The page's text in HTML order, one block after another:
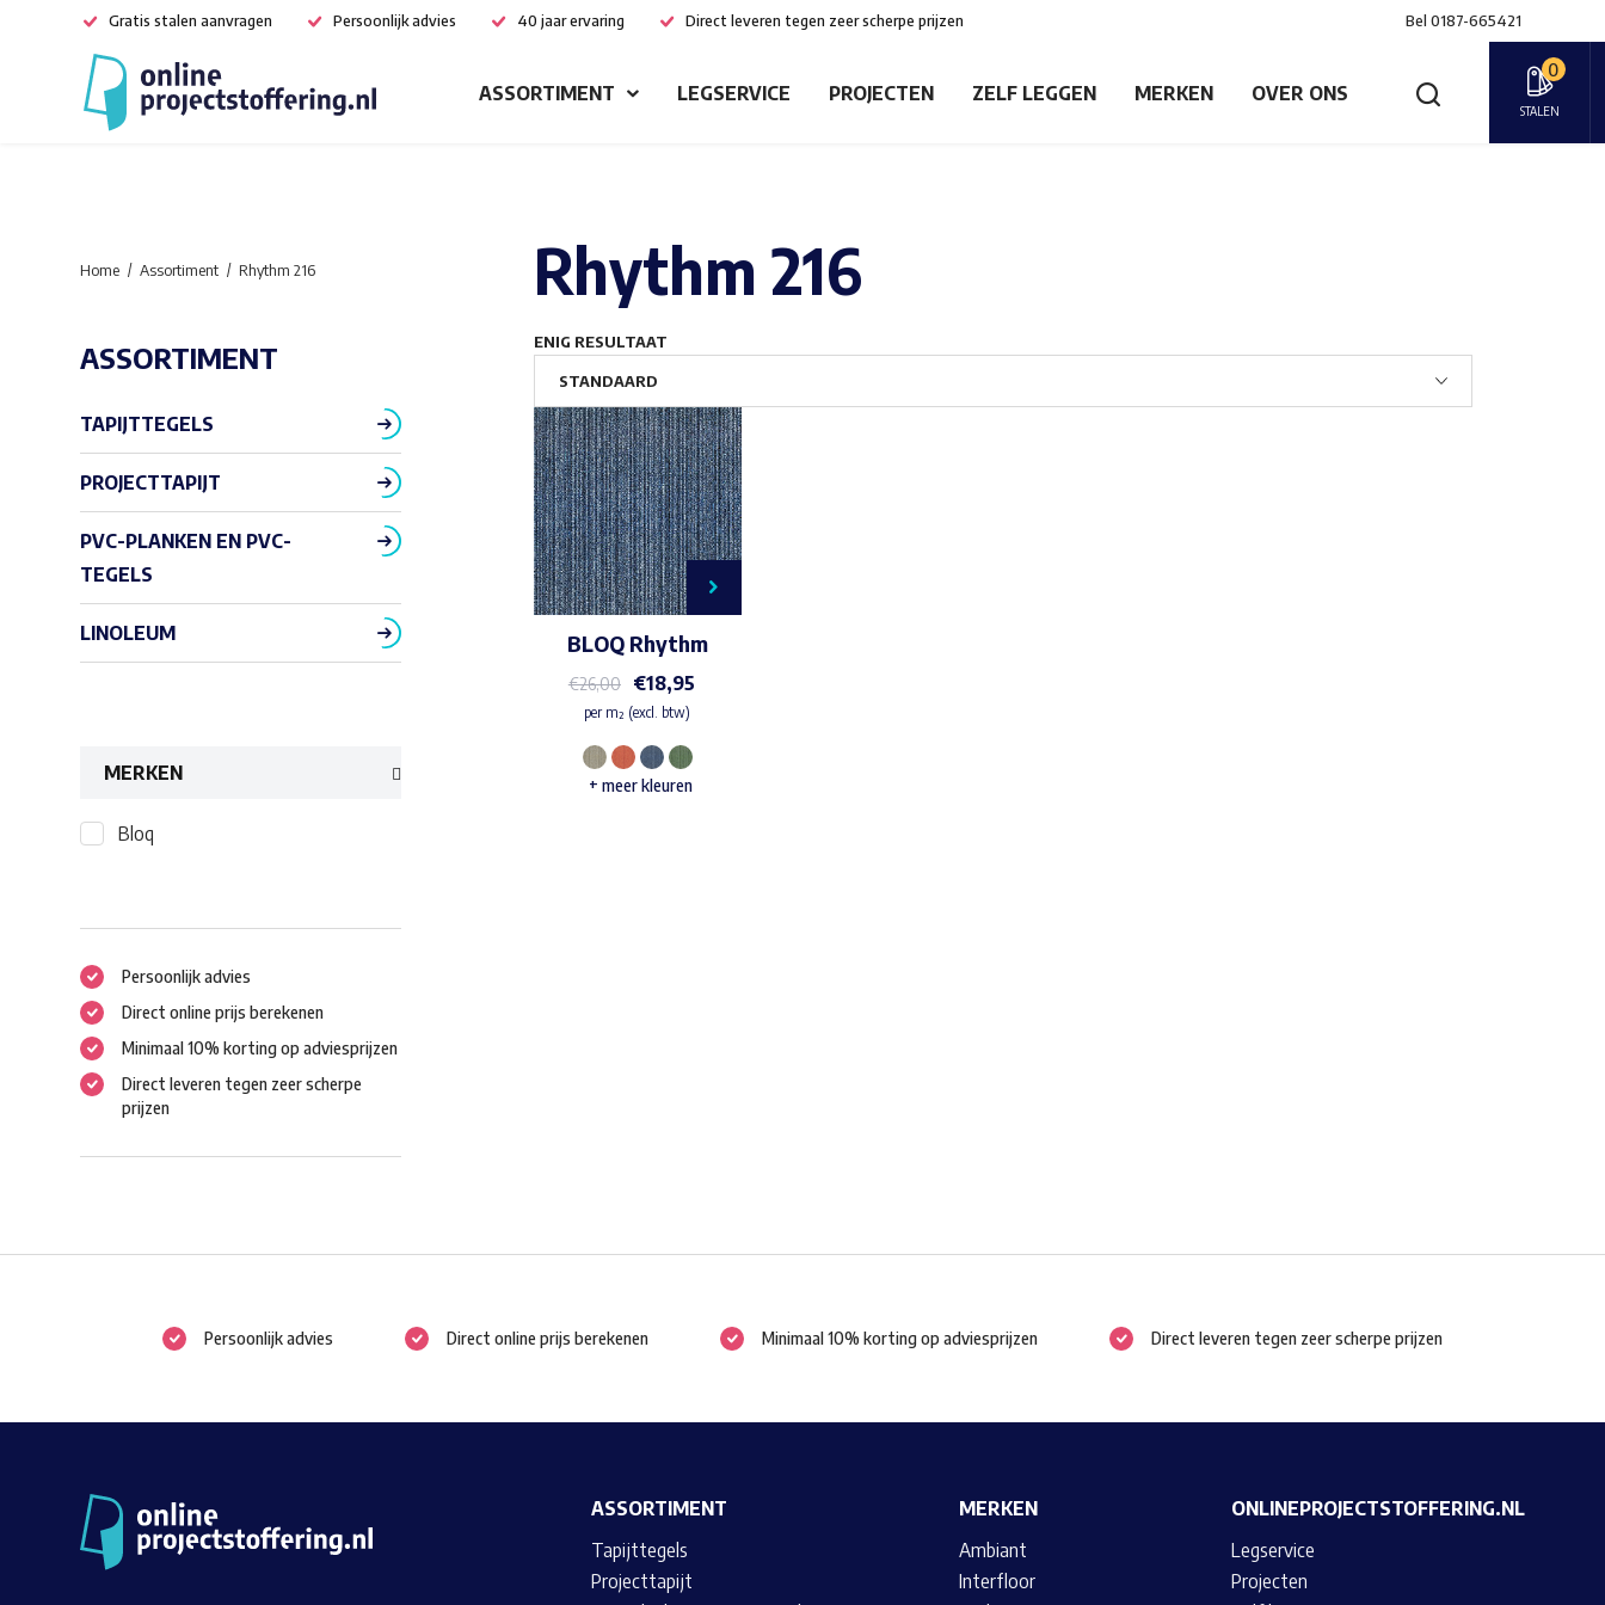
Gratis stalen aanvragen Persoonlijk advies 40 jaar ervaring Direct leveren tegen zeer scherpe prijzen Bel 0187-665421
ASSORTIMENT LEGSERVICE PROJECTEN ZELF LEGGEN MERKEN OVER ONS
0
STALEN
Rhythm 216
ENIG RESULTAAT
BLOQ Rhythm
€26,00 €18,95
per m² (excl. btw)
Dit
+ meer kleuren
Home Assortiment Rhythm 216
ASSORTIMENT
TAPIJTTEGELS
PROJECTTAPIJT
PVC-PLANKEN EN PVC-
TEGELS
LINOLEUM
MERKEN
Bloq
Persoonlijk advies
Direct online prijs berekenen
Minimaal 10% korting op adviesprijzen
Direct leveren tegen zeer scherpe
prijzen
Persoonlijk advies Direct online prijs berekenen Minimaal 10% korting op adviesprijzen Direct leveren tegen zeer scherpe prijzen
ASSORTIMENT
Tapijttegels
Projecttapijt
MERKEN
Ambiant
Interfloor
ONLINEPROJECTSTOFFERING.NL
Legservice
Projecten